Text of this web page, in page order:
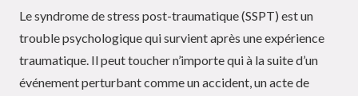
Le syndrome de stress post-traumatique (SSPT) est un
trouble psychologique qui survient après une expérience
traumatique. Il peut toucher n’importe qui à la suite d’un
événement perturbant comme un accident, un acte de